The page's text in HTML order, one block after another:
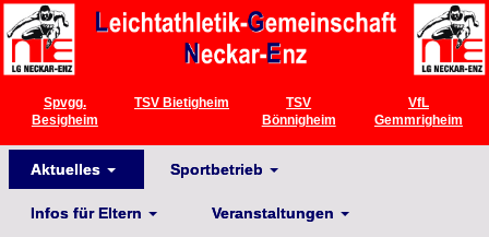
Spvgg.
Besigheim
TSV Bietigheim
TSV
Bönnigheim
VfL
Gemmrigheim
Aktuelles Sportbetrieb
Infos für Eltern Veranstaltungen